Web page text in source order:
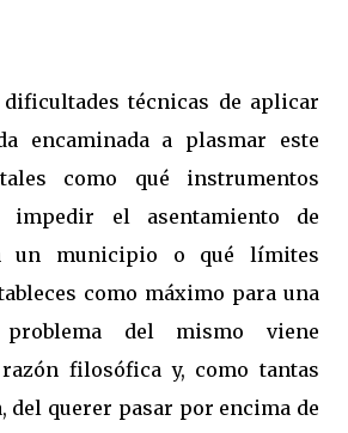
técnicas de aplicar
encaminada a plasmar este
como qué instrumentos
impedir el asentamiento de
un municipio o qué límites
como máximo para una
del mismo viene
filosófica y, como tantas
del querer pasar por encima de